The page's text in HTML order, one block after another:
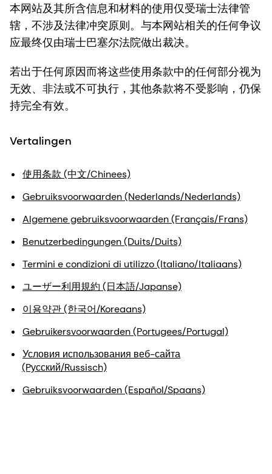
本网站及其所含信息和材料的使用仅受瑞士法律管
辖，不涉及法律冲突原则。与本网站相关的任何争议
应最终仅由瑞士巴塞尔法院做出裁决。
若出于任何原因而将这些使用条款中的任何部分视为
无效、非法或不可执行，其他条款将不受影响，仍保
持完全有效。
Vertalingen
使用条款 (中文/Chinees)
Gebruiksvoorwaarden (Nederlands/Nederlands)
Algemene gebruiksvoorwaarden (Français/Frans)
Benutzerbedingungen (Duits/Duits)
Termini e condizioni di utilizzo (Italiano/Italiaans)
ユーザー利用規約 (日本語/Japanse)
이용약관 (한국어/Koreaans)
Gebruikersvoorwaarden (Portugees/Portugal)
Условия использования веб-сайта
(Pусский/Russisch)
Gebruiksvoorwaarden (Español/Spaans)